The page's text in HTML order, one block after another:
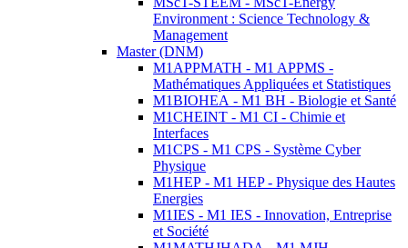
Environment : Science Technology &
Management
Master (DNM)
M1APPMATH - M1 APPMS -
Mathématiques Appliquées et Statistiques
M1BIOHEA - M1 BH - Biologie et Santé
M1CHEINT - M1 CI - Chimie et
Interfaces
M1CPS - M1 CPS - Système Cyber
Physique
M1HEP - M1 HEP - Physique des Hautes
Energies
M1IES - M1 IES - Innovation, Entreprise
et Société